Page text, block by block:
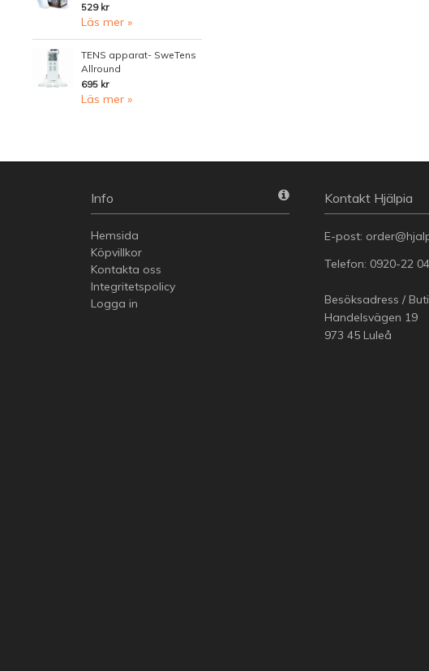
529 kr
Läs mer »
TENS apparat- SweTens
Allround
695 kr
Läs mer »
Info
Hemsida
Köpvillkor
Kontakta oss
Integritetspolicy
Logga in
Kontakt Hjälpia
E-post:
Telefon: 0920-22
Besöksadress /
Handelsvägen 19
973 45 Luleå